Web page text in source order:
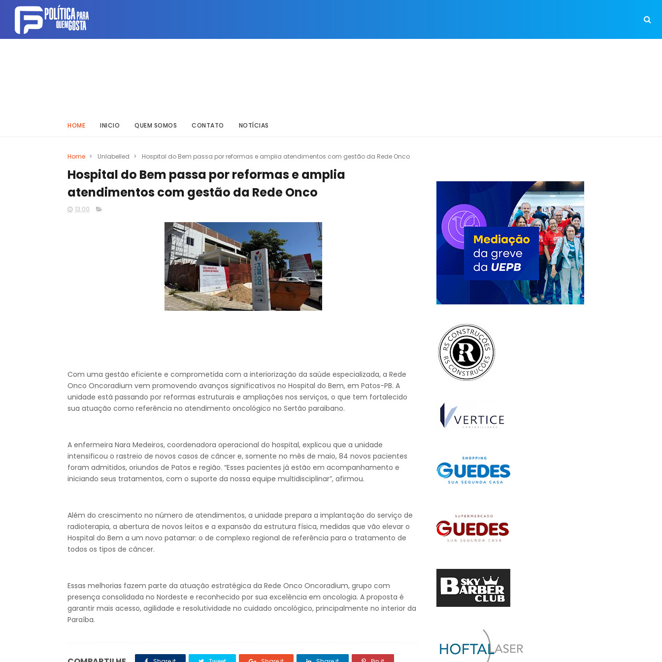
HOME INICIO QUEM SOMOS CONTATO NOTÍCIAS
Home > Unlabelled > Hospital do Bem passa por reformas e amplia atendimentos com gestão da Rede Onco
Hospital do Bem passa por reformas e amplia
atendimentos com gestão da Rede Onco
13:00
Com uma gestão eficiente e comprometida com a interiorização da saúde especializada, a Rede
Onco Oncoradium vem promovendo avanços significativos no Hospital do Bem, em Patos-PB. A
unidade está passando por reformas estruturais e ampliações nos serviços, o que tem fortalecido
sua atuação como referência no atendimento oncológico no Sertão paraibano.
A enfermeira Nara Medeiros, coordenadora operacional do hospital, explicou que a unidade
intensificou o rastreio de novos casos de câncer e, somente no mês de maio, 84 novos pacientes
foram admitidos, oriundos de Patos e região. “Esses pacientes já estão em acompanhamento e
iniciando seus tratamentos, com o suporte da nossa equipe multidisciplinar”, afirmou.
Além do crescimento no número de atendimentos, a unidade prepara a implantação do serviço de
radioterapia, a abertura de novos leitos e a expansão da estrutura física, medidas que vão elevar o
Hospital do Bem a um novo patamar: o de complexo regional de referência para o tratamento de
todos os tipos de câncer.
Essas melhorias fazem parte da atuação estratégica da Rede Onco Oncoradium, grupo com
presença consolidada no Nordeste e reconhecido por sua excelência em oncologia. A proposta é
garantir mais acesso, agilidade e resolutividade no cuidado oncológico, principalmente no interior da
Paraíba.